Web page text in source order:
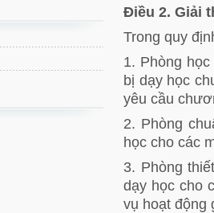
Điều 2. Giải
Trong quy
1. Phòng
bị dạy học
yêu cầu
2. Phòng
học cho các
3. Phòng
dạy học cho
vụ hoạt động